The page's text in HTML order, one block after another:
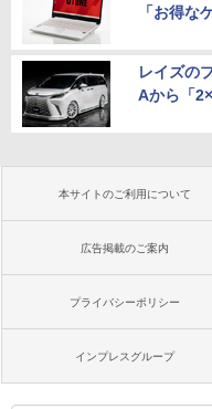
「お得な
レイズの
Aから「
本サイトのご利用について
広告掲載のご案内
プライバシーポリシー
インプレスグループ